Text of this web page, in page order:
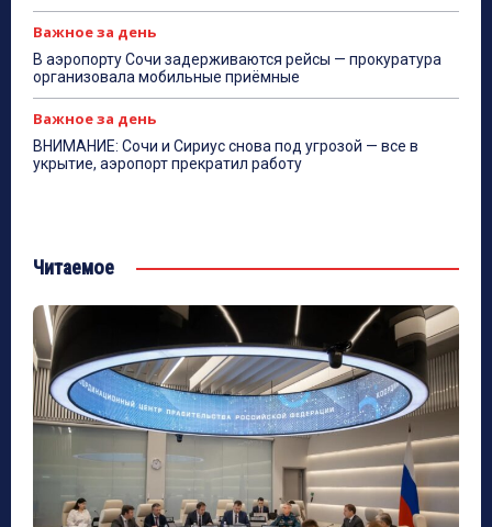
Важное за день
В аэропорту Сочи задерживаются рейсы — прокуратура
организовала мобильные приёмные
Важное за день
ВНИМАНИЕ: Сочи и Сириус снова под угрозой — все в
укрытие, аэропорт прекратил работу
Читаемое